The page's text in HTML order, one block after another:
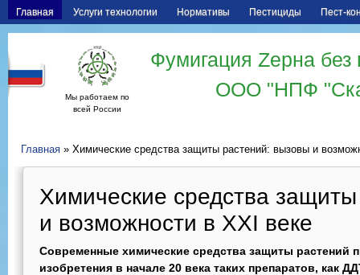
Главная Услуги технологии Нормативы Пестициды Пест-
Мы работаем по
всей России
Фумигация Zерна
ООО "НПФ
Главная » Химические средства защиты растений: вызовы и
Химические средства
и возможности в XXI веке
Современные химические средства защиты растений
изобретения в начале 20 века таких препаратов, как